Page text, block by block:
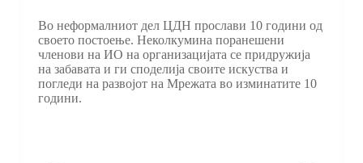
Во неформалниот дел ЦДН прослави 10 години од
своето постоење. Неколкумина поранешени
членови на ИО на организацијата се придружија
на забавата и ги споделија своите искуства и
погледи на развојот на Мрежата во изминатите 10
години.